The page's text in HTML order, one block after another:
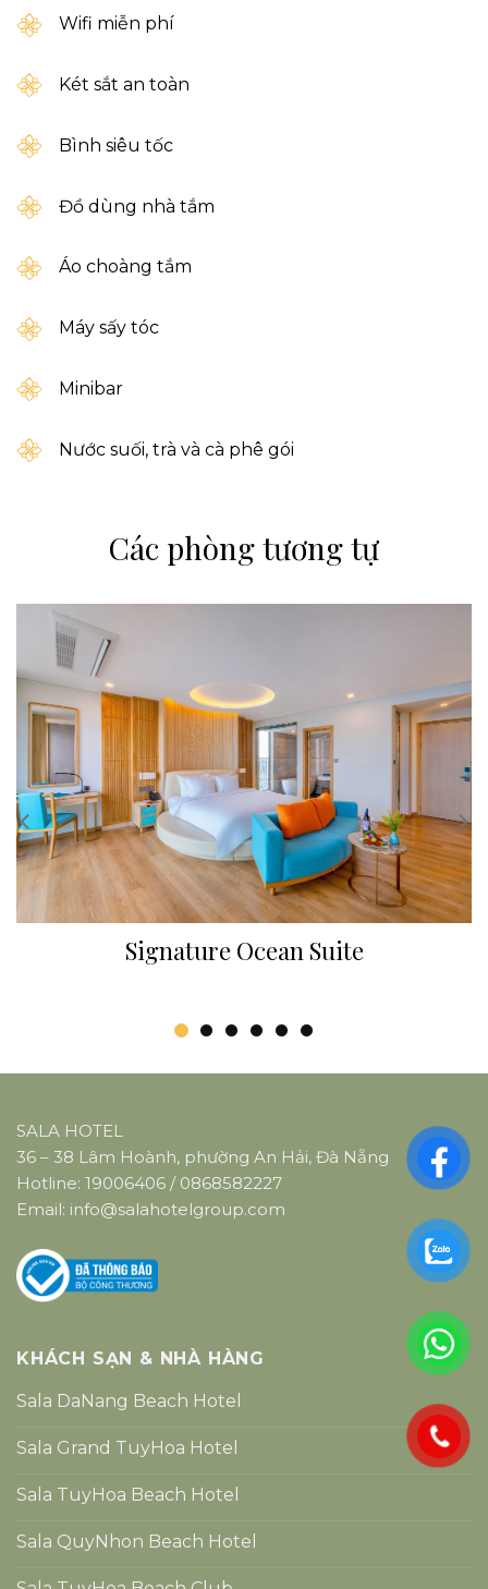
Wifi miễn phí
Két sắt an toàn
Bình siêu tốc
Đồ dùng nhà tắm
Áo choàng tắm
Máy sấy tóc
Minibar
Nước suối, trà và cà phê gói
Các phòng tương tự
Signature Ocean Suite
SALA HOTEL
36 – 38 Lâm Hoành, phường An Hải, Đà Nẵng
Hotline: 19006406 / 0868582227
Email: info@salahotelgroup.com
KHÁCH SẠN & NHÀ HÀNG
Sala DaNang Beach Hotel
Sala Grand TuyHoa Hotel
Sala TuyHoa Beach Hotel
Sala QuyNhon Beach Hotel